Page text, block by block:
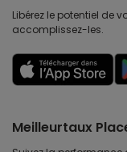
Libérez le potentiel de
accomplissez-les.
Meilleurtaux